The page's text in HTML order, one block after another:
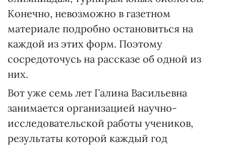
Конечно, невозможно в газетном
материале подробно остановиться на
каждой из этих форм. Поэтому
сосредоточусь на рассказе об одной из
них.
Вот уже семь лет Галина Васильевна
занимается организацией научно-
исследовательской работы учеников,
результаты которой каждый год